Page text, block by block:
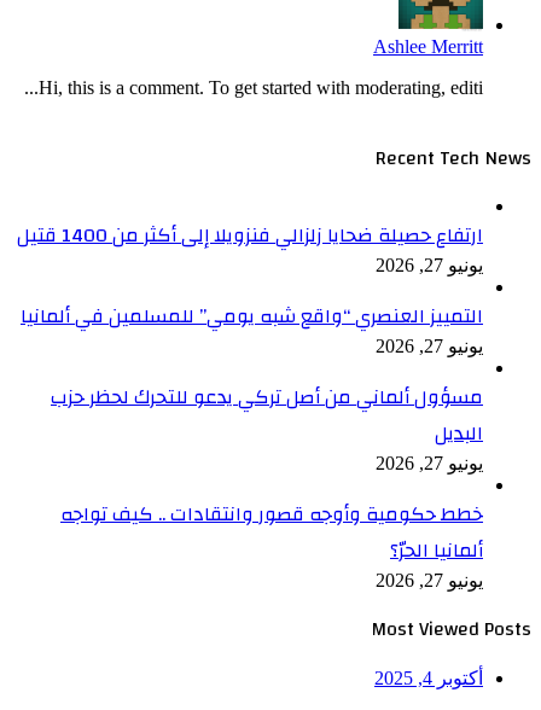
Ashlee Merritt
Hi, this is a comment. To get started with moderating, editi...
Recent Tech News
ارتفاع حصيلة ضحايا زلزالي فنزويلا إلى أكثر من 1400 قتيل
يونيو 27, 2026
التمييز العنصري “واقع شبه يومي” للمسلمين في ألمانيا
يونيو 27, 2026
مسؤول ألماني من أصل تركي يدعو للتحرك لحظر حزب
البديل
يونيو 27, 2026
خطط حكومية وأوجه قصور وانتقادات .. كيف تواجه
ألمانيا الحرّ؟
يونيو 27, 2026
Most Viewed Posts
أكتوبر 4, 2025